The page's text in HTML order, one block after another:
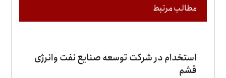
مطالب مرتبط
استخدام در شرکت توسعه صنایع نفت وانرژی
قشم